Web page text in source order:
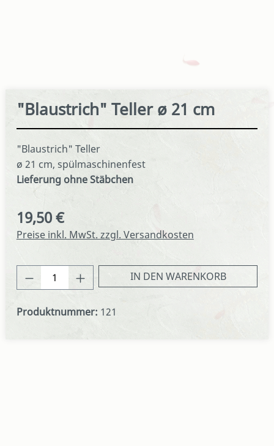
"Blaustrich" Teller ø 21 cm
"Blaustrich" Teller
ø 21 cm, spülmaschinenfest
Lieferung ohne Stäbchen
Regulärer Preis:
19,50 €
Preise inkl. MwSt. zzgl. Versandkosten
Produkt Anzahl: Gib denIN DEN WARENKORB
Produktnummer: 121